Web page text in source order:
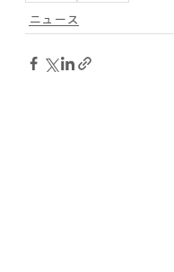
ニュース